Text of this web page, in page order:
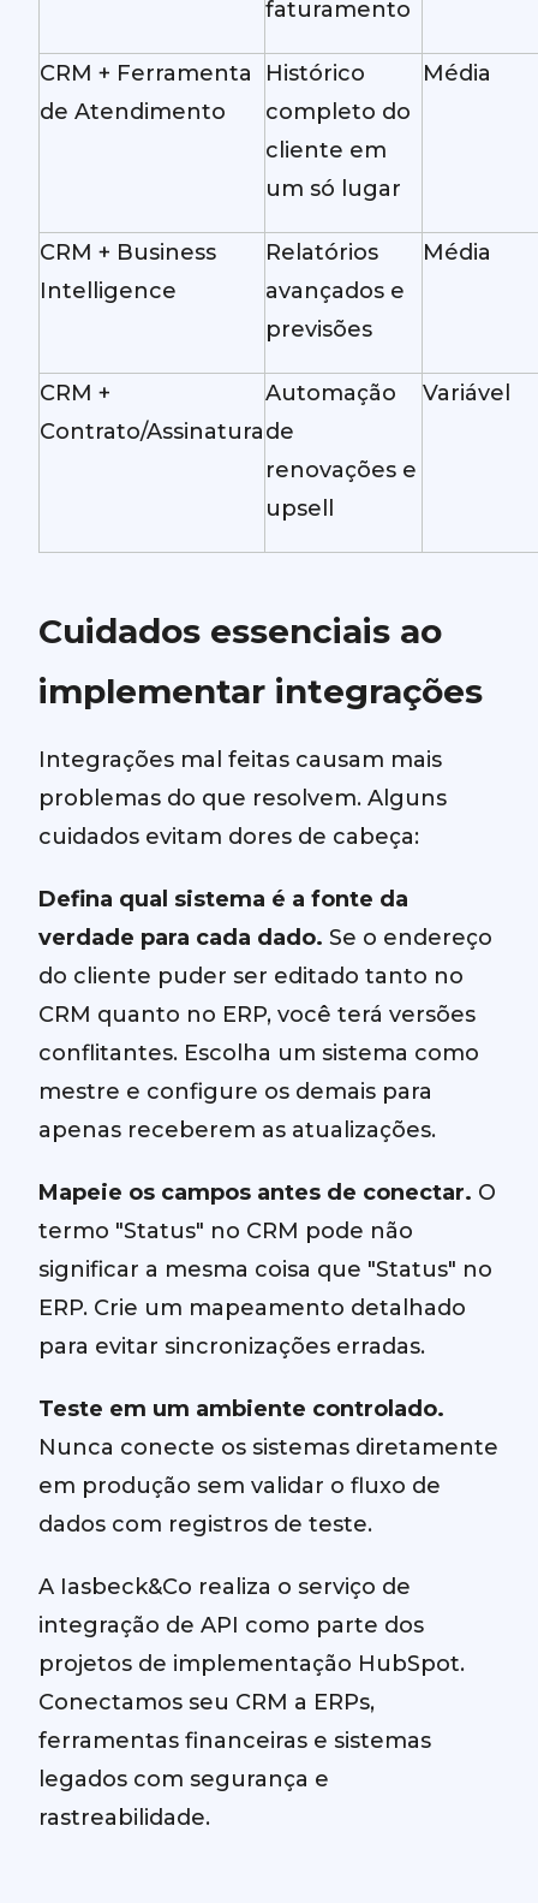
faturamento
CRM + Ferramenta
de Atendimento
Histórico
completo do
cliente em
um só lugar
Média
CRM + Business
Intelligence
Relatórios
avançados e
previsões
Média
CRM +
Contrato/Assinatura
Automação
de
renovações e
upsell
Variável
Cuidados essenciais ao
implementar integrações
Integrações mal feitas causam mais
problemas do que resolvem. Alguns
cuidados evitam dores de cabeça:
Defina qual sistema é a fonte da
verdade para cada dado. Se o endereço
do cliente puder ser editado tanto no
CRM quanto no ERP, você terá versões
conflitantes. Escolha um sistema como
mestre e configure os demais para
apenas receberem as atualizações.
Mapeie os campos antes de conectar. O
termo "Status" no CRM pode não
significar a mesma coisa que "Status" no
ERP. Crie um mapeamento detalhado
para evitar sincronizações erradas.
Teste em um ambiente controlado.
Nunca conecte os sistemas diretamente
em produção sem validar o fluxo de
dados com registros de teste.
A Iasbeck&Co realiza o serviço de
integração de API como parte dos
projetos de implementação HubSpot.
Conectamos seu CRM a ERPs,
ferramentas financeiras e sistemas
legados com segurança e
rastreabilidade.